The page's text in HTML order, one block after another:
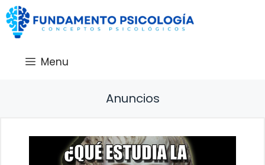
Saltar
al
contenido
Menu
Anuncios